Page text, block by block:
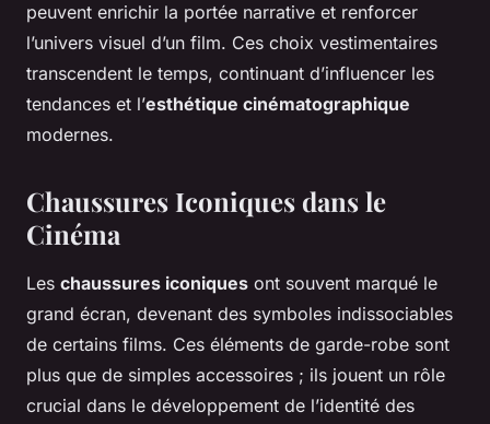
peuvent enrichir la portée narrative et renforcer
l’univers visuel d’un film. Ces choix vestimentaires
transcendent le temps, continuant d’influencer les
tendances et l’esthétique cinématographique
modernes.
Chaussures Iconiques dans le
Cinéma
Les chaussures iconiques ont souvent marqué le
grand écran, devenant des symboles indissociables
de certains films. Ces éléments de garde-robe sont
plus que de simples accessoires ; ils jouent un rôle
crucial dans le développement de l’identité des